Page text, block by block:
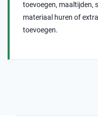
toevoegen, maaltijden,
materiaal huren of
toevoegen.